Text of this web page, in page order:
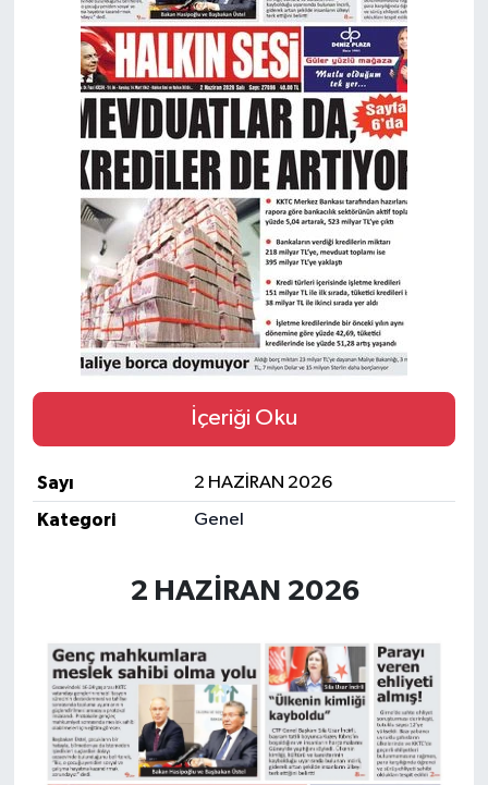
İçeriği Oku
Sayı
2 HAZİRAN 2026
Kategori
Genel
2 HAZİRAN 2026